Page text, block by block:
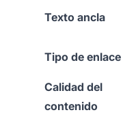
Texto ancla
Tipo de enlace
Calidad del
contenido